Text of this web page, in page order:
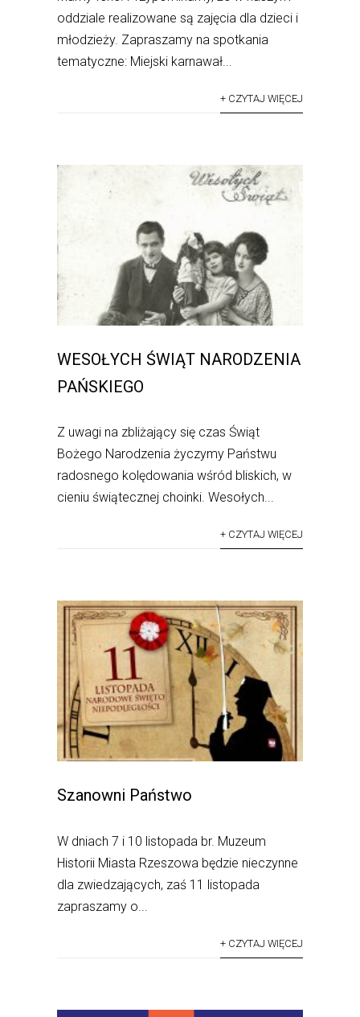
oddziale realizowane są zajęcia dla dzieci i
młodzieży. Zapraszamy na spotkania
tematyczne: Miejski karnawał...
+ CZYTAJ WIĘCEJ
WESOŁYCH ŚWIĄT NARODZENIA
PAŃSKIEGO
Z uwagi na zbliżający się czas Świąt
Bożego Narodzenia życzymy Państwu
radosnego kolędowania wśród bliskich, w
cieniu świątecznej choinki. Wesołych...
+ CZYTAJ WIĘCEJ
Szanowni Państwo
W dniach 7 i 10 listopada br. Muzeum
Historii Miasta Rzeszowa będzie nieczynne
dla zwiedzających, zaś 11 listopada
zapraszamy o...
+ CZYTAJ WIĘCEJ